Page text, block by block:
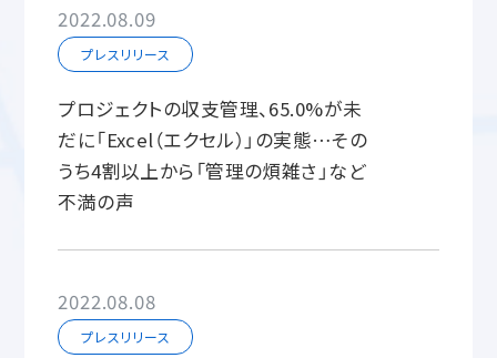
2022.08.09
プレスリリース
プロジェクトの収支管理、65.0%が未
だに「Excel（エクセル）」の実態…その
うち4割以上から「管理の煩雑さ」など
不満の声
2022.08.08
プレスリリース